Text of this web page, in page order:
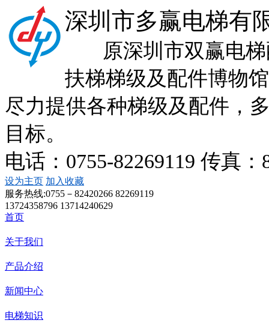
深圳市多赢电梯有
原深圳市双赢电梯
扶梯梯级及配件博物
尽力提供各种梯级及配件，
目标。
电话：0755-82269119 传真
设为主页 加入收藏
服务热线:0755－82420266 82269119
13724358796 13714240629
首页
关于我们
产品介绍
新闻中心
电梯知识